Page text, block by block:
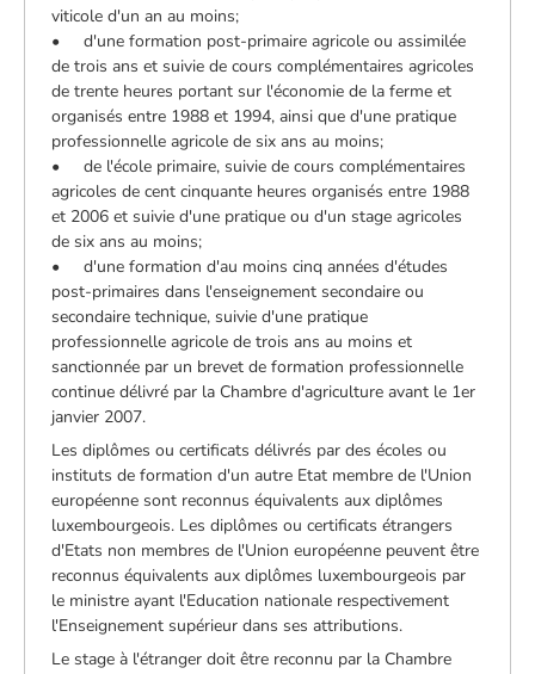
viticole d'un an au moins;
• d'une formation post-primaire agricole ou assimilée
de trois ans et suivie de cours complémentaires agricoles
de trente heures portant sur l'économie de la ferme et
organisés entre 1988 et 1994, ainsi que d'une pratique
professionnelle agricole de six ans au moins;
• de l'école primaire, suivie de cours complémentaires
agricoles de cent cinquante heures organisés entre 1988
et 2006 et suivie d'une pratique ou d'un stage agricoles
de six ans au moins;
• d'une formation d'au moins cinq années d'études
post-primaires dans l'enseignement secondaire ou
secondaire technique, suivie d'une pratique
professionnelle agricole de trois ans au moins et
sanctionnée par un brevet de formation professionnelle
continue délivré par la Chambre d'agriculture avant le 1er
janvier 2007.
Les diplômes ou certificats délivrés par des écoles ou
instituts de formation d'un autre Etat membre de l'Union
européenne sont reconnus équivalents aux diplômes
luxembourgeois. Les diplômes ou certificats étrangers
d'Etats non membres de l'Union européenne peuvent être
reconnus équivalents aux diplômes luxembourgeois par
le ministre ayant l'Education nationale respectivement
l'Enseignement supérieur dans ses attributions.
Le stage à l'étranger doit être reconnu par la Chambre